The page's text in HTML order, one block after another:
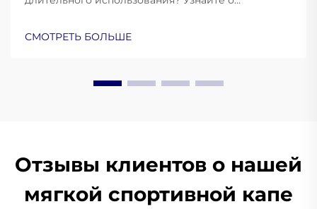
противозапорных устройств, используемых
СМОТРЕТЬ БОЛЬШЕ
Отзывы клиентов о нашей
мягкой спортивной капе